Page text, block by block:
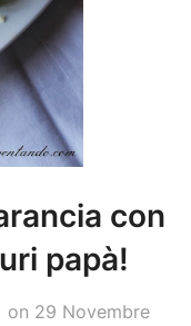
con
papà!
on 29 Novembre